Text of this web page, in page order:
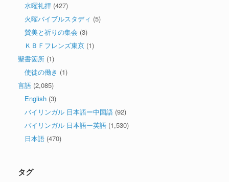
水曜礼拝 (427)
火曜バイブルスタディ (5)
賛美と祈りの集会 (3)
ＫＢＦフレンズ東京 (1)
聖書箇所 (1)
使徒の働き (1)
言語 (2,085)
English (3)
バイリンガル 日本語ー中国語 (92)
バイリンガル 日本語ー英語 (1,530)
日本語 (470)
タグ